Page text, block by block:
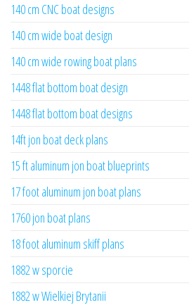
140 cm CNC boat designs
140 cm wide boat design
140 cm wide rowing boat plans
1448 flat bottom boat design
1448 flat bottom boat designs
14ft jon boat deck plans
15 ft aluminum jon boat blueprints
17 foot aluminum jon boat plans
1760 jon boat plans
18 foot aluminum skiff plans
1882 w sporcie
1882 w Wielkiej Brytanii